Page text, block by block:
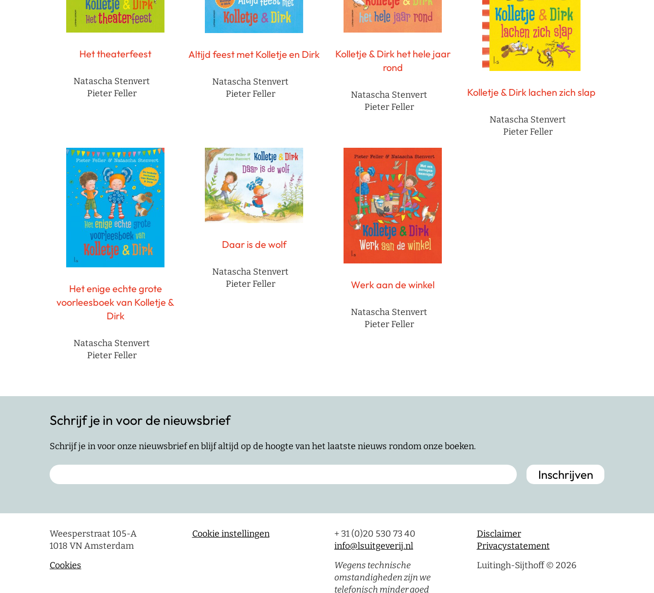
Het theaterfeest
Natascha Stenvert
Pieter Feller
Altijd feest met Kolletje en Dirk
Natascha Stenvert
Pieter Feller
Kolletje & Dirk het hele jaar
rond
Natascha Stenvert
Pieter Feller
Kolletje & Dirk lachen zich slap
Natascha Stenvert
Pieter Feller
Het enige echte grote
voorleesboek van Kolletje &
Dirk
Natascha Stenvert
Pieter Feller
Daar is de wolf
Natascha Stenvert
Pieter Feller
Werk aan de winkel
Natascha Stenvert
Pieter Feller
Schrijf je in voor de nieuwsbrief
Schrijf je in voor onze nieuwsbrief en blijf altijd op de hoogte van het laatste nieuws rondom onze boeken.
Weesperstraat 105-A
1018 VN Amsterdam
Cookies
Cookie instellingen
+ 31 (0)20 530 73 40
info@lsuitgeverij.nl
Wegens technische
omstandigheden zijn we
telefonisch minder goed
Disclaimer
Privacystatement
Luitingh-Sijthoff © 2026